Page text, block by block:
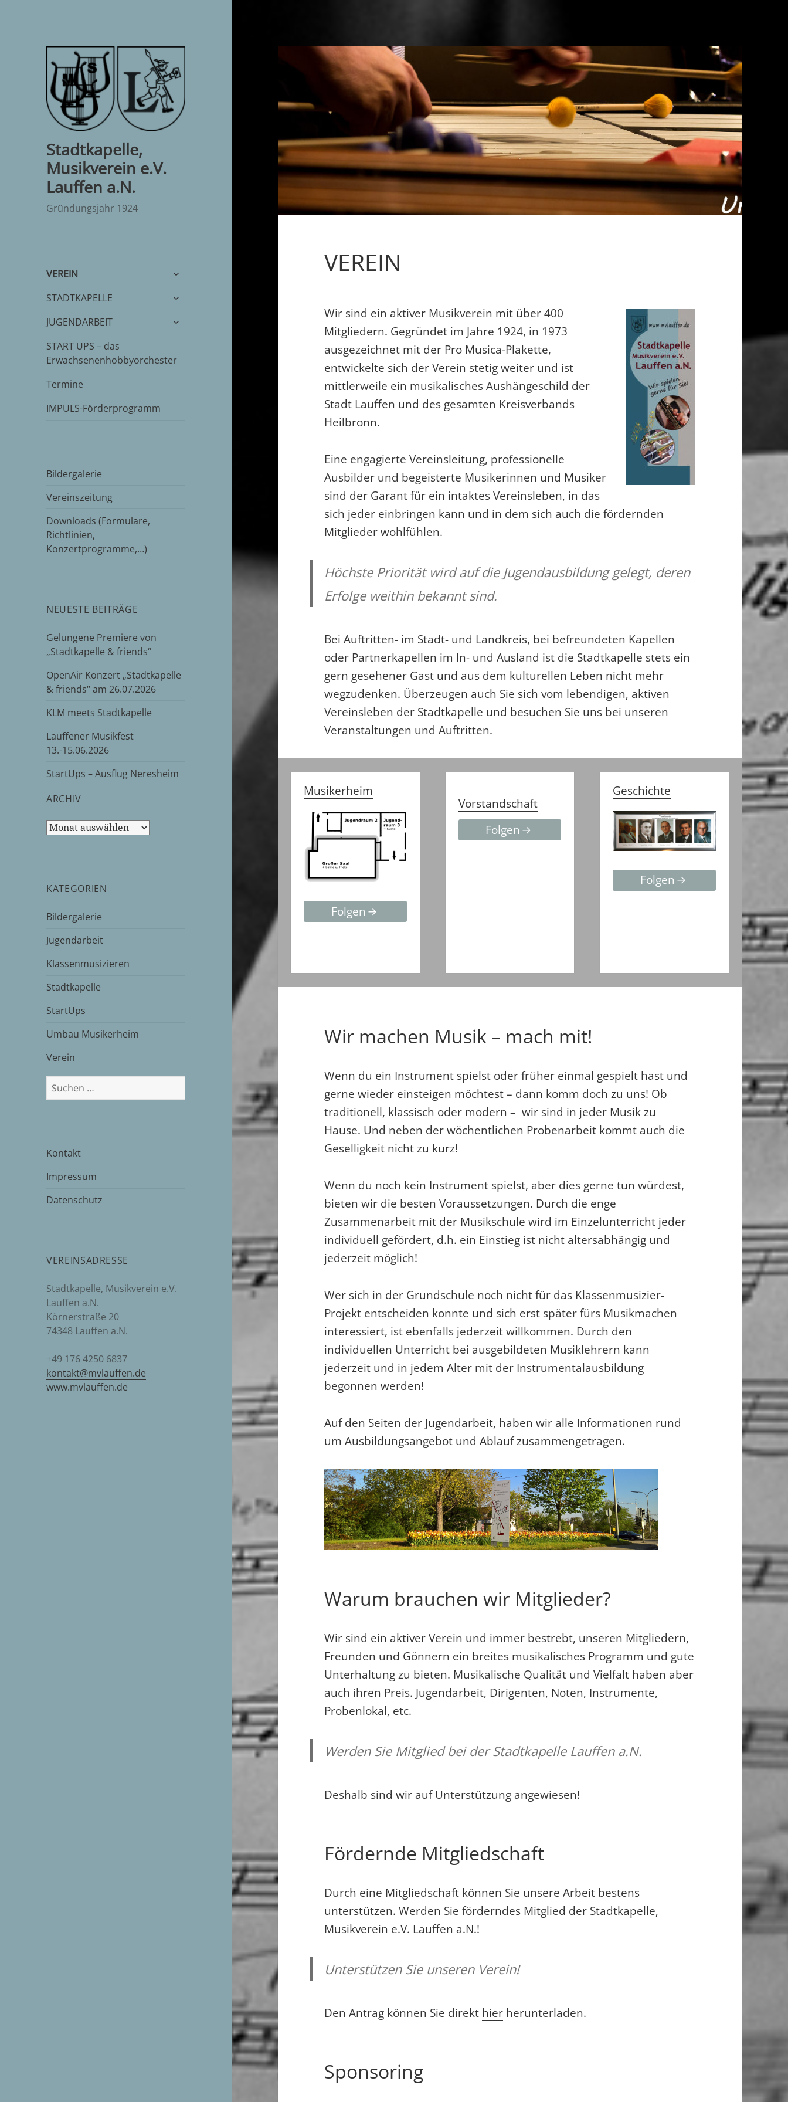
Stadtkapelle,
Musikverein e.V.
Lauffen a.N.
Gründungsjahr 1924
VEREIN
untermenü
STADTKAPELLE
untermenü
JUGENDARBEIT
untermenü
START UPS – das
Erwachsenenhobbyorchester
Termine
IMPULS-Förderprogramm
Bildergalerie
Vereinszeitung
Downloads (Formulare,
Richtlinien,
Konzertprogramme,…)
NEUESTE BEITRÄGE
Gelungene Premiere von
„Stadtkapelle & friends“
OpenAir Konzert „Stadtkapelle
& friends“ am 26.07.2026
KLM meets Stadtkapelle
Lauffener Musikfest
13.-15.06.2026
StartUps – Ausflug Neresheim
ARCHIV
Archiv
KATEGORIEN
Bildergalerie
Jugendarbeit
Klassenmusizieren
Stadtkapelle
StartUps
Umbau Musikerheim
Verein
Suchen
nach:
Kontakt
Impressum
Datenschutz
VEREINSADRESSE
Stadtkapelle, Musikverein e.V.
Lauffen a.N.
Körnerstraße 20
74348 Lauffen a.N.
+49 176 4250 6837
kontakt@mvlauffen.de
www.mvlauffen.de
VEREIN
Wir sind ein aktiver Musikverein mit über 400
Mitgliedern. Gegründet im Jahre 1924, in 1973
ausgezeichnet mit der Pro Musica-Plakette,
entwickelte sich der Verein stetig weiter und ist
mittlerweile ein musikalisches Aushängeschild der
Stadt Lauffen und des gesamten Kreisverbands
Heilbronn.
Eine engagierte Vereinsleitung, professionelle
Ausbilder und begeisterte Musikerinnen und Musiker
sind der Garant für ein intaktes Vereinsleben, in das
sich jeder einbringen kann und in dem sich auch die fördernden
Mitglieder wohlfühlen.
Höchste Priorität wird auf die Jugendausbildung gelegt, deren
Erfolge weithin bekannt sind.
Bei Auftritten- im Stadt- und Landkreis, bei befreundeten Kapellen
oder Partnerkapellen im In- und Ausland ist die Stadtkapelle stets ein
gern gesehener Gast und aus dem kulturellen Leben nicht mehr
wegzudenken. Überzeugen auch Sie sich vom lebendigen, aktiven
Vereinsleben der Stadtkapelle und besuchen Sie uns bei unseren
Veranstaltungen und Auftritten.
Musikerheim
Folgen
Vorstandschaft
Folgen
Geschichte
Folgen
Wir machen Musik – mach mit!
Wenn du ein Instrument spielst oder früher einmal gespielt hast und
gerne wieder einsteigen möchtest – dann komm doch zu uns! Ob
traditionell, klassisch oder modern – wir sind in jeder Musik zu
Hause. Und neben der wöchentlichen Probenarbeit kommt auch die
Geselligkeit nicht zu kurz!
Wenn du noch kein Instrument spielst, aber dies gerne tun würdest,
bieten wir die besten Voraussetzungen. Durch die enge
Zusammenarbeit mit der Musikschule wird im Einzelunterricht jeder
individuell gefördert, d.h. ein Einstieg ist nicht altersabhängig und
jederzeit möglich!
Wer sich in der Grundschule noch nicht für das Klassenmusizier-
Projekt entscheiden konnte und sich erst später fürs Musikmachen
interessiert, ist ebenfalls jederzeit willkommen. Durch den
individuellen Unterricht bei ausgebildeten Musiklehrern kann
jederzeit und in jedem Alter mit der Instrumentalausbildung
begonnen werden!
Auf den Seiten der Jugendarbeit, haben wir alle Informationen rund
um Ausbildungsangebot und Ablauf zusammengetragen.
Warum brauchen wir Mitglieder?
Wir sind ein aktiver Verein und immer bestrebt, unseren Mitgliedern,
Freunden und Gönnern ein breites musikalisches Programm und gute
Unterhaltung zu bieten. Musikalische Qualität und Vielfalt haben aber
auch ihren Preis. Jugendarbeit, Dirigenten, Noten, Instrumente,
Probenlokal, etc.
Werden Sie Mitglied bei der Stadtkapelle Lauffen a.N.
Deshalb sind wir auf Unterstützung angewiesen!
Fördernde Mitgliedschaft
Durch eine Mitgliedschaft können Sie unsere Arbeit bestens
unterstützen. Werden Sie förderndes Mitglied der Stadtkapelle,
Musikverein e.V. Lauffen a.N.!
Unterstützen Sie unseren Verein!
Den Antrag können Sie direkt hier herunterladen.
Sponsoring